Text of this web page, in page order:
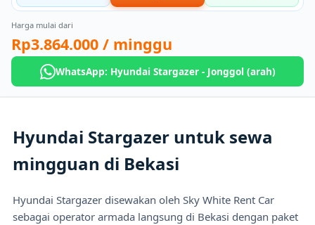
Harga mulai dari
Rp3.864.000 / minggu
WhatsApp: Hyundai Stargazer - Jonggol (arah)
Hyundai Stargazer untuk sewa
mingguan di Bekasi
Hyundai Stargazer disewakan oleh Sky White Rent Car
sebagai operator armada langsung di Bekasi dengan paket